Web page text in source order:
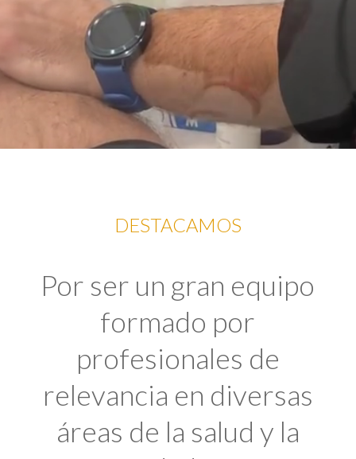
DESTACAMOS
Por ser un gran equipo
formado por
profesionales de
relevancia en diversas
áreas de la salud y la